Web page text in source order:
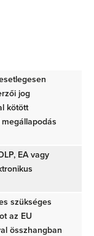
jog
kötött
EA vagy
szükséges
az EU
összhangban